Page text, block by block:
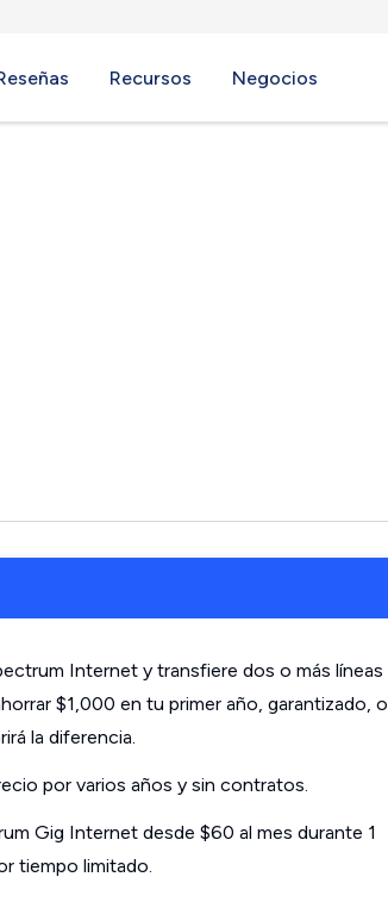
Recursos Negocios
Internet y transfiere dos o más líneas
$1,000 en tu primer año, garantizado, o
la diferencia.
por varios años y sin contratos.
Gig Internet desde $60 al mes durante 1
tiempo limitado.